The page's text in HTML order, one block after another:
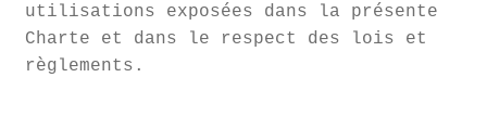
utilisations exposées dans la présente
Charte et dans le respect des lois et
règlements.